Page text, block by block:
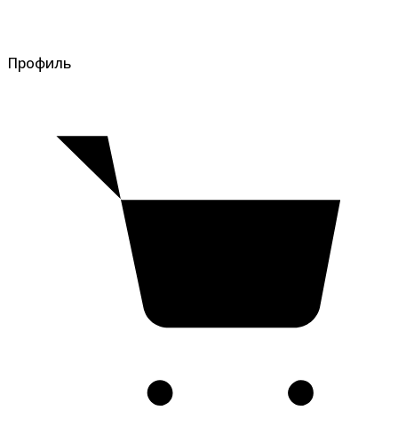
Профиль